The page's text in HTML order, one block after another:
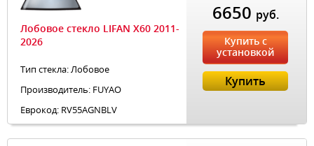
Лобовое стекло LIFAN X60 2011-
2026
Тип стекла: Лобовое
Производитель: FUYAO
Еврокод: RV55AGNBLV
6650 руб.
Купить с
установкой
Купить